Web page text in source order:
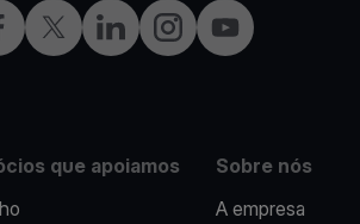
TwitterLinkedInInstagramYouTube
que apoiamos
Sobre nós
A empresa